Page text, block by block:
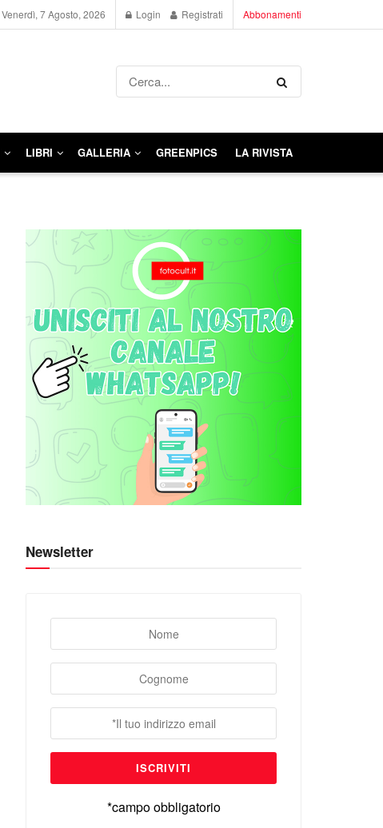
Venerdì, 7 Agosto, 2026 Login Registrati Abbonamenti
LIBRI GALLERIA GREENPICS LA RIVISTA
Newsletter
*campo obbligatorio